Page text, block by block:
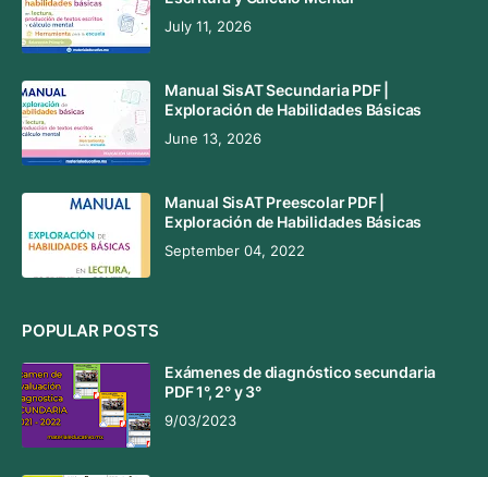
July 11, 2026
Manual SisAT Secundaria PDF |
Exploración de Habilidades Básicas
June 13, 2026
Manual SisAT Preescolar PDF |
Exploración de Habilidades Básicas
September 04, 2022
POPULAR POSTS
Exámenes de diagnóstico secundaria
PDF 1°, 2° y 3°
9/03/2023